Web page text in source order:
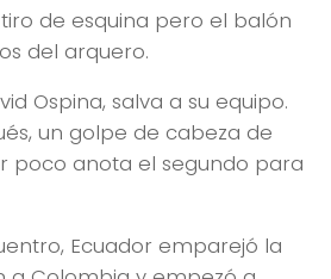
de esquina pero el balón
del arquero.
Ospina, salva a su equipo.
un golpe de cabeza de
poco anota el segundo para
Ecuador emparejó la